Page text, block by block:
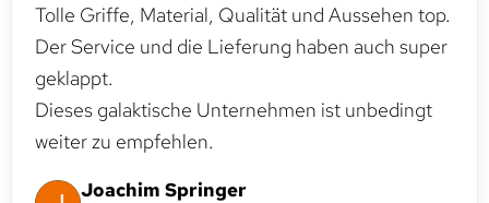
Tolle Griffe, Material, Qualität und Aussehen top.
Der Service und die Lieferung haben auch super
geklappt.
Dieses galaktische Unternehmen ist unbedingt
weiter zu empfehlen.
Joachim Springer